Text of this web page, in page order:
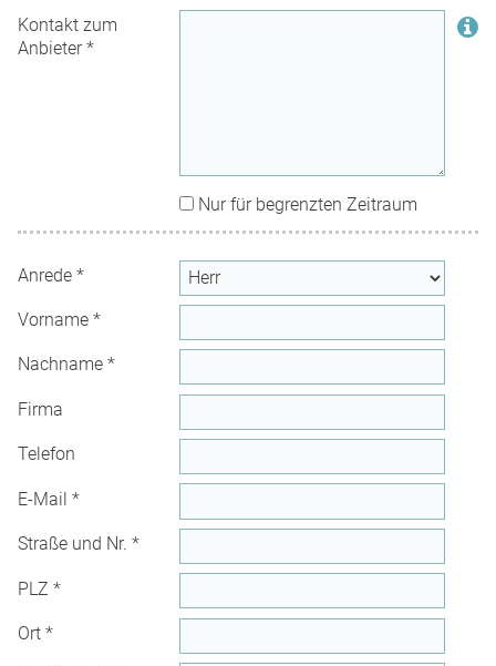
Kontakt zum
Anbieter*
Nur für begrenzten Zeitraum
Anrede*
Vorname*
Nachname*
Firma
Telefon
E-Mail*
Straße und Nr.*
PLZ*
Ort*